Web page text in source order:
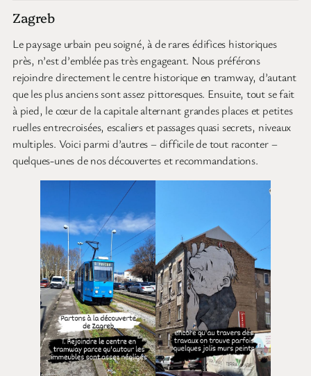
Zagreb
Le paysage urbain peu soigné, à de rares édifices historiques
près, n’est d’emblée pas très engageant. Nous préférons
rejoindre directement le centre historique en tramway, d’autant
que les plus anciens sont assez pittoresques. Ensuite, tout se fait
à pied, le cœur de la capitale alternant grandes places et petites
ruelles entrecroisées, escaliers et passages quasi secrets, niveaux
multiples. Voici parmi d’autres – difficile de tout raconter –
quelques-unes de nos découvertes et recommandations.